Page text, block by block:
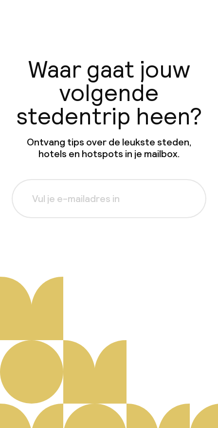
Waar gaat jouw
volgende
stedentrip heen?
Ontvang tips over de leukste steden,
hotels en hotspots in je mailbox.